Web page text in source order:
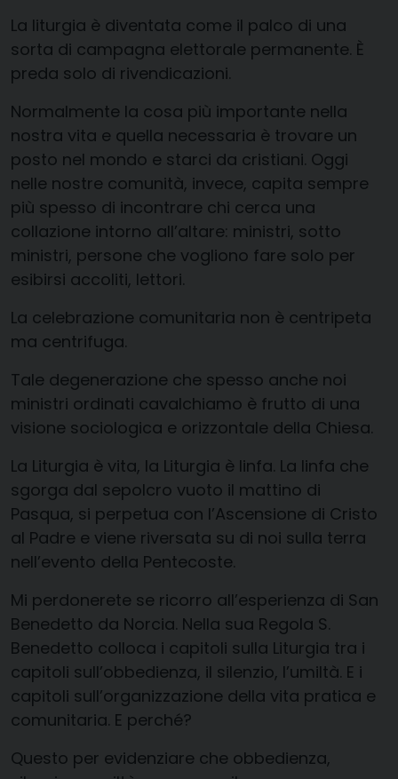
La liturgia è diventata come il palco di una
sorta di campagna elettorale permanente. È
preda solo di rivendicazioni.
Normalmente la cosa più importante nella
nostra vita e quella necessaria è trovare un
posto nel mondo e starci da cristiani. Oggi
nelle nostre comunità, invece, capita sempre
più spesso di incontrare chi cerca una
collazione intorno all’altare: ministri, sotto
ministri, persone che vogliono fare solo per
esibirsi accoliti, lettori.
La celebrazione comunitaria non è centripeta
ma centrifuga.
Tale degenerazione che spesso anche noi
ministri ordinati cavalchiamo è frutto di una
visione sociologica e orizzontale della Chiesa.
La Liturgia è vita, la Liturgia è linfa. La linfa che
sgorga dal sepolcro vuoto il mattino di
Pasqua, si perpetua con l’Ascensione di Cristo
al Padre e viene riversata su di noi sulla terra
nell’evento della Pentecoste.
Mi perdonerete se ricorro all’esperienza di San
Benedetto da Norcia. Nella sua Regola S.
Benedetto colloca i capitoli sulla Liturgia tra i
capitoli sull’obbedienza, il silenzio, l’umiltà. E i
capitoli sull’organizzazione della vita pratica e
comunitaria. E perché?
Questo per evidenziare che obbedienza,